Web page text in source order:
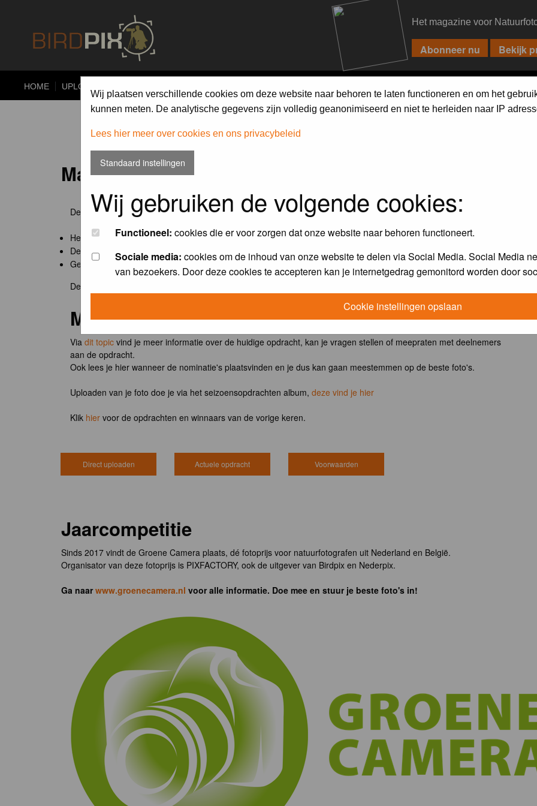
Het magazine voor
HOME UPLOAD
Wij plaatsen verschillende cookies om deze website naar behoren te laten functioneren en om het
kunnen meten. De analytische gegevens zijn volledig geanonimiseerd en niet te herleiden naar IP
Lees hier meer over cookies en ons privacybeleid
Standaard instellingen
Wij gebruiken de volgende cookies:
Functioneel: cookies die er voor zorgen dat onze website naar behoren functioneert.
Sociale media: cookies om de inhoud van onze website te delen via Social Media. Social Media
van bezoekers. Door deze cookies te accepteren kan je internetgedrag gemonitord worden door
Cookie instellingen opslaan
Maandopdracht 'lentekriebels'
De maandopdracht van Birdpix is een competitie voor en door de Birdpix fotografen community:
Het onderwerp van de opdracht wordt bepaald door de winnaar van de laatste maandopdracht
De community nomineert de winnaar.
Geregistreerde gebruikers van Birdpix kunnen onderdeze voorwaardendeelnemen.
De winnaar van de maandopdracht 'lentekriebels' ontvangt het boek
Meedoen?
Via dit topic vind je meer informatie over de huidige opdracht, kan je vragen stellen of meepraten met deelnemers
aan de opdracht.
Ook lees je hier wanneer de nominatie's plaatsvinden en je dus kan gaan meestemmen op de beste foto's.
Uploaden van je foto doe je via het seizoensopdrachten album, deze vind je hier
Klik hier voor de opdrachten en winnaars van de vorige keren.
Direct uploaden Actuele opdracht Voorwaarden
Jaarcompetitie
Sinds 2017 vindt de Groene Camera plaats, dé fotoprijs voor natuurfotografen uit Nederland en België.
Organisator van deze fotoprijs is PIXFACTORY, ook de uitgever van Birdpix en Nederpix.
Ga naarwww.groenecamera.nl voor alle informatie. Doe mee en stuur je beste foto's in!